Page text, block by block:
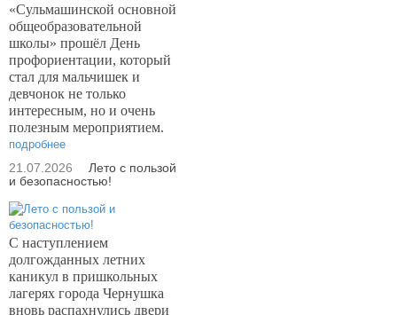
«Сульмашинской основной
общеобразовательной
школы» прошёл День
профориентации, который
стал для мальчишек и
девчонок не только
интересным, но и очень
полезным мероприятием.
подробнее
21.07.2026
Лето с пользой
и безопасностью!
С наступлением
долгожданных летних
каникул в пришкольных
лагерях города Чернушка
вновь распахнулись двери